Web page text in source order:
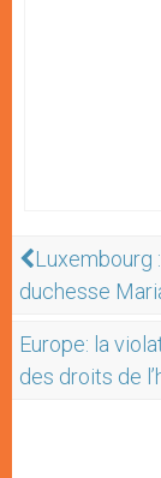
Luxembourg
duchesse
Europe: la
des droits de